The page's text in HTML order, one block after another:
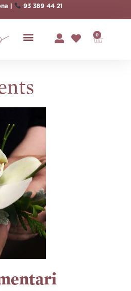
| 93 389 44 21
0